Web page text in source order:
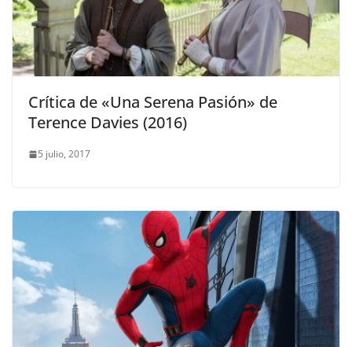
Crítica de «Una Serena Pasión» de
Terence Davies (2016)
5 julio, 2017